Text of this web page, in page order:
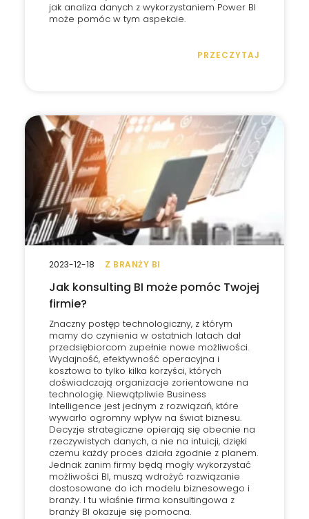
jak analiza danych z wykorzystaniem Power BI
może pomóc w tym aspekcie.
PRZECZYTAJ
Z BRANŻY BI
Jak konsulting BI może pomóc Twojej
firmie?
Znaczny postęp technologiczny, z którym
mamy do czynienia w ostatnich latach dał
przedsiębiorcom zupełnie nowe możliwości.
Wydajność, efektywność operacyjna i
kosztowa to tylko kilka korzyści, których
doświadczają organizacje zorientowane na
technologię. Niewątpliwie Business
Intelligence jest jednym z rozwiązań, które
wywarło ogromny wpływ na świat biznesu.
Decyzje strategiczne opierają się obecnie na
rzeczywistych danych, a nie na intuicji, dzięki
czemu każdy proces działa zgodnie z planem.
Jednak zanim firmy będą mogły wykorzystać
możliwości BI, muszą wdrożyć rozwiązanie
dostosowane do ich modelu biznesowego i
branży. I tu właśnie firma konsultingowa z
branży BI okazuje się pomocna.
2023-12-18